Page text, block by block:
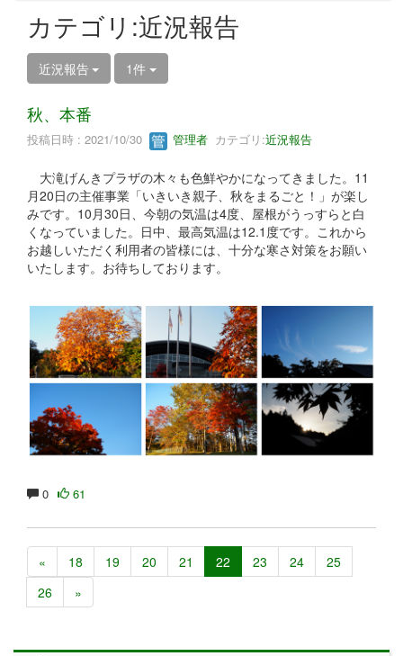
カテゴリ:近況報告
近況報告 1件
秋、本番
投稿日時 : 2021/10/30 管理者 カテゴリ:近況報告
大滝げんきプラザの木々も色鮮やかになってきました。11
月20日の主催事業「いきいき親子、秋をまるごと！」が楽し
みです。10月30日、今朝の気温は4度、屋根がうっすらと白
くなっていました。日中、最高気温は12.1度です。これから
お越しいただく利用者の皆様には、十分な寒さ対策をお願い
いたします。お待ちしております。
0 61
« 18 19 20 21 22 23 24
25
26
»